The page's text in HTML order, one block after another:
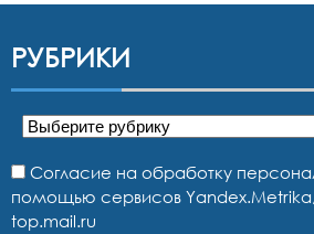
РУБРИКИ
Рубрики
Согласие на обработку
помощью сервисов
top.mail.ru